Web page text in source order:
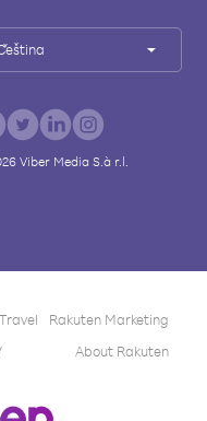
Viber Media S.à r.l.
Rakuten Marketing
About Rakuten